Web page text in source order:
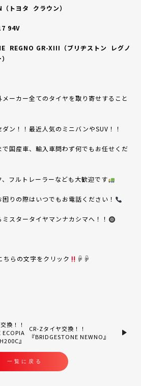
（トヨタ クラウン）
94V
REGNO GR-XIII（ブリヂストン
レグノ
ー）
ーカー全てのタイヤを取り寄せすること
ン！！最近人気のミニバンやSUV！！
国産車、輸入車問わず何でもお任せくだ
フルトレーラーなども大歓迎です
りの際はいつでもお電話ください！
スタータイヤマンナカシマへ！！
らの文字をクリック ☟☟
換！！
ECOPIA
』
一覧に戻る
CR-Zタイヤ交換！！
『BRIDGESTONE NEWNO』